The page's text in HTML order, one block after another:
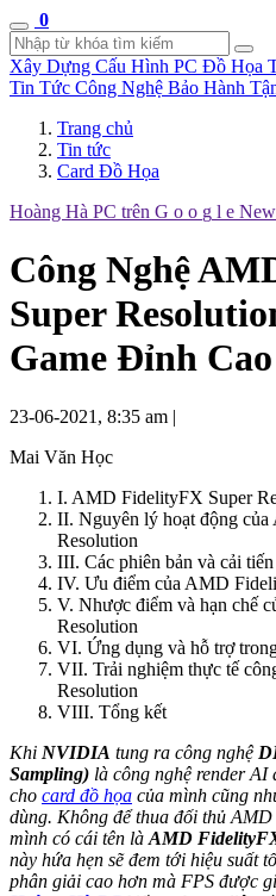
0
Xây Dựng Cấu Hình PC Đồ Họa
Tin Tức Công Nghệ Bảo Hành
Trang chủ
Tin tức
Card Đồ Họa
Hoàng Hà PC trên G o o g l e
Công Nghệ
Super
Game Đỉnh Cao
23-06-2021, 8:35 am |
Mai Văn Học
I. AMD FidelityFX Super
II. Nguyên lý hoạt động
Resolution
III. Các phiên bản và cải tiến
IV. Ưu điểm của AMD
V. Nhược điểm và hạn chế
Resolution
VI. Ứng dụng và hỗ trợ
VII. Trải nghiệm thực tế
Resolution
VIII. Tổng kết
Khi NVIDIA tung ra công nghệ
Sampling) là công nghệ render AI
cho card đồ họa của mình cũng
dùng. Không để thua đối thủ
mình có cái tên là AMD
này hứa hẹn sẽ đem tới hiệu suất
phân giải cao hơn mà FPS được